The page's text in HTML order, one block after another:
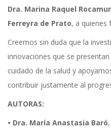
Dra. Marina Raquel
Ferreyra de Prato, a quienes
Creemos sin duda que la
innovaciones que se
cuidado de la salud y
contribuir justamente al
AUTORAS:
• Dra. María Anastasia Baró